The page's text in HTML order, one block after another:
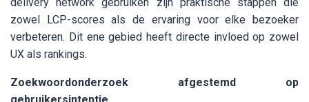
zowel LCP-scores als de ervaring voor elke bezoeker
verbeteren. Dit ene gebied heeft directe invloed op zowel
UX als rankings.
Zoekwoordonderzoek afgestemd op